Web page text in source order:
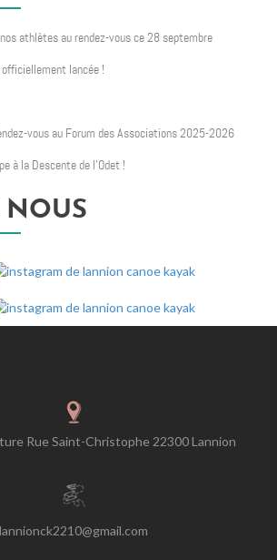
athlètes au rendez-vous ce 28 septembre
lancée !
vous au Forum des Associations 2025-2026
à la Descente de l’Odet !
NOUS
Rue Saint-Christophe 22300 Lannion
lannionck2210@gmail.com